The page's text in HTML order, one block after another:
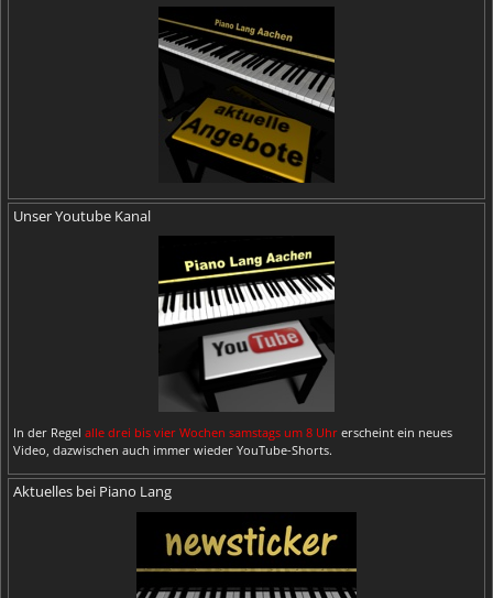
Unser Youtube Kanal
In der Regel alle drei bis vier Wochen samstags um 8 Uhr erscheint ein neues
Video, dazwischen auch immer wieder YouTube-Shorts.
Aktuelles bei Piano Lang